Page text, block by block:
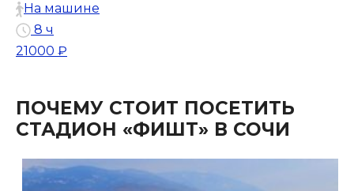
На машине
8 ч
21000 ₽
ПОЧЕМУ СТОИТ ПОСЕТИТЬ
СТАДИОН «ФИШТ» В СОЧИ